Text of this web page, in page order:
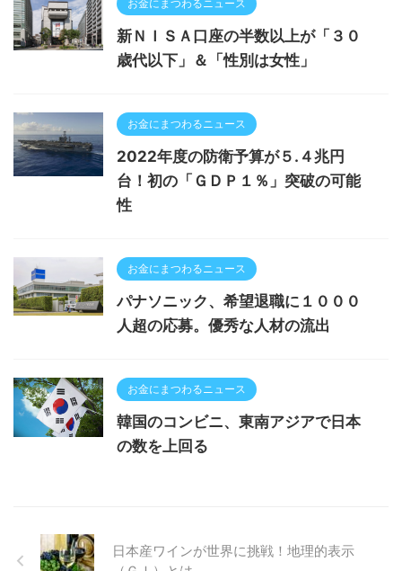
お金にまつわるニュース
新ＮＩＳＡ口座の半数以上が「３０
歳代以下」＆「性別は女性」
お金にまつわるニュース
2022年度の防衛予算が５.４兆円
台！初の「ＧＤＰ１％」突破の可能
性
お金にまつわるニュース
パナソニック、希望退職に１０００
人超の応募。優秀な人材の流出
お金にまつわるニュース
韓国のコンビニ、東南アジアで日本
の数を上回る
日本産ワインが世界に挑戦！地理的表示